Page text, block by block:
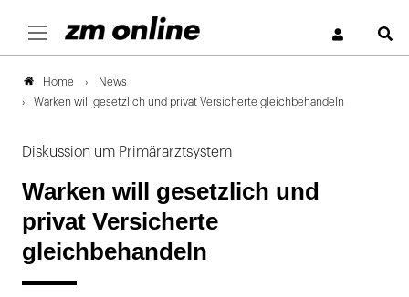
Home
News
Warken will gesetzlich und privat Versicherte gleichbehandeln
Diskussion um Primärarztsystem
Warken will gesetzlich und
privat Versicherte
gleichbehandeln